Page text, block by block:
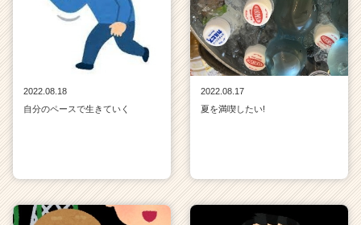
2022.08.18
自分のペースで生きていく
2022.08.17
夏を満喫したい!